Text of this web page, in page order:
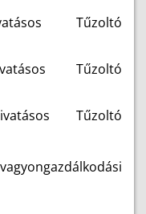
Tűzoltó
Tűzoltó
Tűzoltó